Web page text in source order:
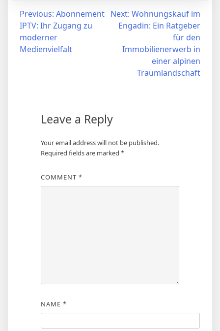
Post
navigation
Previous: Abonnement
IPTV: Ihr Zugang zu
moderner
Medienvielfalt
Next: Wohnungskauf im
Engadin: Ein Ratgeber
für den
Immobilienerwerb in
einer alpinen
Traumlandschaft
Leave a Reply
Your email address will not be published.
Required fields are marked *
COMMENT *
NAME *